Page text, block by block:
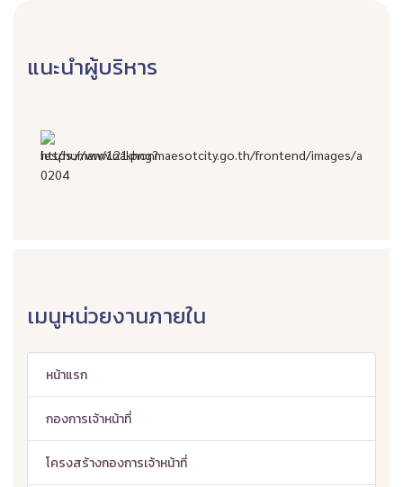
แนะนำผู้บริหาร
เมนูหน่วยงานภายใน
หน้าแรก
กองการเจ้าหน้าที่
โครงสร้างกองการเจ้าหน้าที่